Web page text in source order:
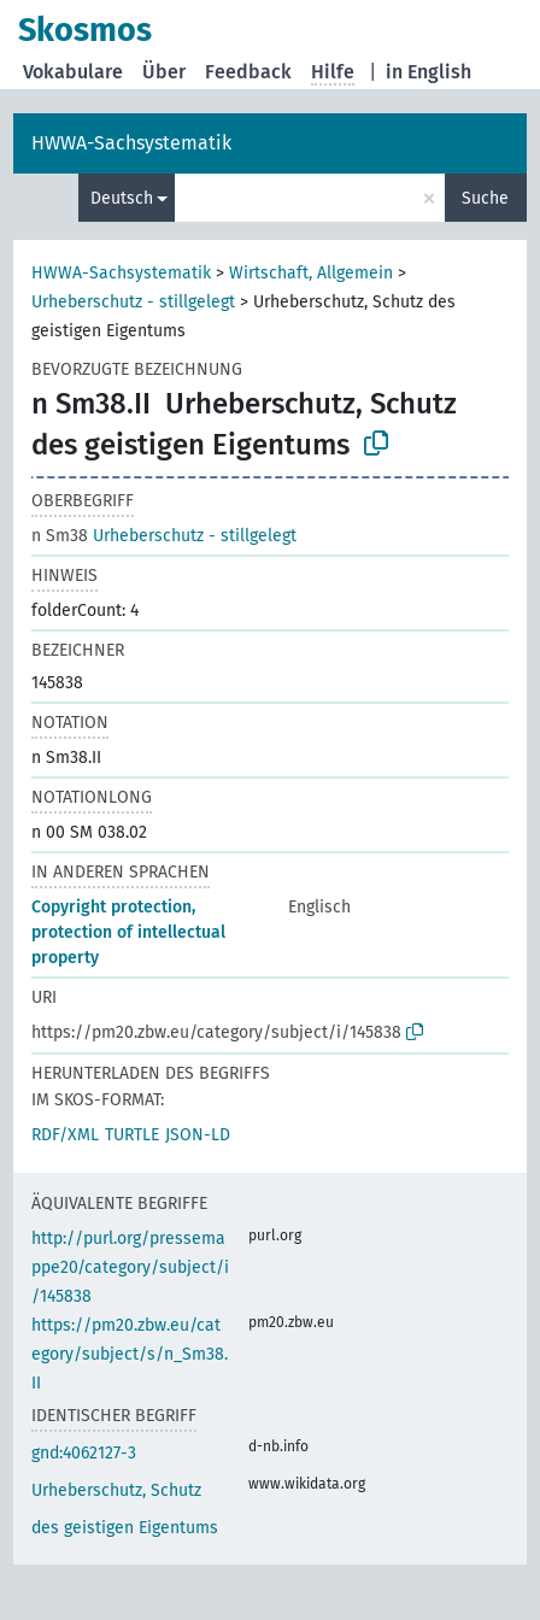
Skosmos
in English
Vokabulare Über Feedback Hilfe
HWWA-Sachsystematik
Deutsch × Suche
HWWA-Sachsystematik >Wirtschaft, Allgemein >
Urheberschutz - stillgelegt > Urheberschutz, Schutz des
geistigen Eigentums
BEVORZUGTE BEZEICHNUNG
n Sm38.II Urheberschutz, Schutz
des geistigen Eigentums
OBERBEGRIFF
n Sm38 Urheberschutz - stillgelegt
HINWEIS
folderCount: 4
BEZEICHNER
145838
NOTATION
n Sm38.II
NOTATIONLONG
n 00 SM 038.02
IN ANDEREN SPRACHEN
Copyright protection,
protection of intellectual
property
Englisch
URI
https://pm20.zbw.eu/category/subject/i/145838
HERUNTERLADEN DES BEGRIFFS
IM SKOS-FORMAT:
RDF/XML TURTLE JSON-LD
ÄQUIVALENTE BEGRIFFE
http://purl.org/pressema
ppe20/category/subject/i
/145838
purl.org
https://pm20.zbw.eu/cat
egory/subject/s/n_Sm38.
II
pm20.zbw.eu
IDENTISCHER BEGRIFF
gnd:4062127-3
d-nb.info
Urheberschutz, Schutz
des geistigen Eigentums
www.wikidata.org